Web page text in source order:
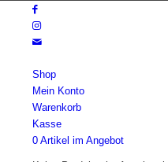
Shop
Mein Konto
Warenkorb
Kasse
0 Artikel im Angebot